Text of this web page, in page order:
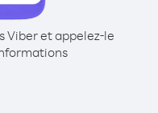
Viber et appelez-le